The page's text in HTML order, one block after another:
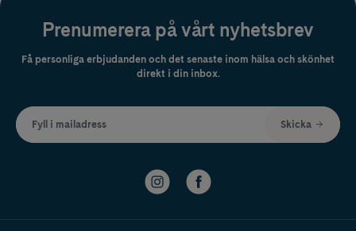
Prenumerera på vårt nyhetsbrev
Få personliga erbjudanden och det senaste inom hälsa och skönhet
direkt i din inbox.
Fyll i mailadress Skicka